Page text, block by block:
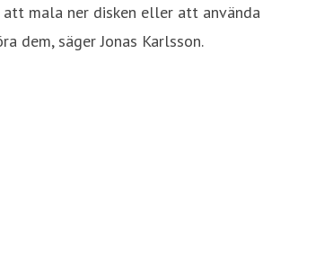
mala ner disken eller att använda
dem, säger Jonas Karlsson.